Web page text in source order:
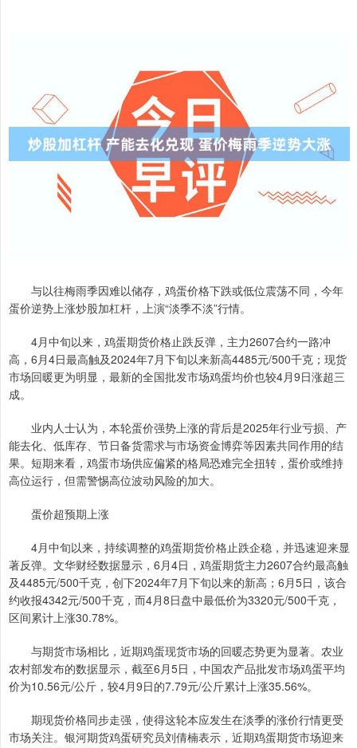
与以往梅雨季因难以储存，鸡蛋价格下跌或低位震荡不同，今年
蛋价逆势上涨炒股加杠杆，上演“淡季不淡”行情。
4月中旬以来，鸡蛋期货价格止跌反弹，主力2607合约一路冲
高，6月4日最高触及2024年7月下旬以来新高4485元/500千克；现货
市场回暖更为明显，最新的全国批发市场鸡蛋均价也较4月9日涨超三
成。
业内人士认为，本轮蛋价强势上涨的背后是2025年行业亏损、产
能去化、低库存、节日备货需求与市场资金博弈等因素共同作用的结
果。短期来看，鸡蛋市场供应偏紧的格局恐难完全扭转，蛋价或维持
高位运行，但需警惕高位波动风险的加大。
蛋价超预期上涨
4月中旬以来，持续调整的鸡蛋期货价格止跌企稳，并迅速迎来显
著反弹。文华财经数据显示，6月4日，鸡蛋期货主力2607合约最高触
及4485元/500千克，创下2024年7月下旬以来的新高；6月5日，该合
约收报4342元/500千克，而4月8日盘中最低价为3320元/500千克，
区间累计上涨30.78%。
与期货市场相比，近期鸡蛋现货市场的回暖态势更为显著。农业
农村部发布的数据显示，截至6月5日，中国农产品批发市场鸡蛋平均
价为10.56元/公斤，较4月9日的7.79元/公斤累计上涨35.56%。
期现货价格同步走强，使得这轮本应发生在淡季的涨价行情更受
市场关注。银河期货鸡蛋研究员刘倩楠表示，近期鸡蛋期货市场迎来